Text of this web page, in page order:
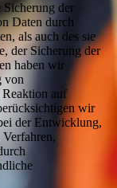
Sicherung der
Daten durch
als auch des sie
der Sicherung der
haben wir
von
auf
wir
der Entwicklung,